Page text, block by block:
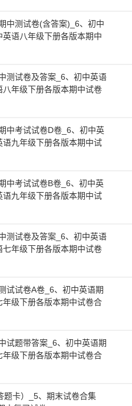
中测试卷(含答案)_6、初中
语八年级下册各版本期中
测试卷及答案_6、初中英语
年级下册各版本期中试卷
中考试试卷D卷_6、初中英
九年级下册各版本期中试
中考试试卷B卷_6、初中英
九年级下册各版本期中试
测试卷及答案_6、初中英语
年级下册各版本期中试卷
试试卷A卷_6、初中英语期
级下册各版本期中试卷合
试题带答案_6、初中英语期
级下册各版本期中试卷合
题卡）_5、期末试卷合集